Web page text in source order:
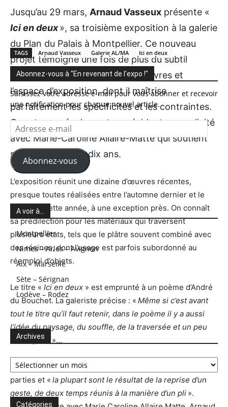
Jusqu’au 29 mars, Arnaud Vasseux présente «
Ici en deux», sa troisième exposition à la galerie
du Plan du Palais à Montpellier. Ce nouveau
projet témoigne une fois de plus du subtil
équilibre qu’il établit entre ses œuvres et
l’espace d’exposition, dont il maîtrise
parfaitement les spécificités et les contraintes.
On retrouve également son évidente complicité
avec Marie-Caroline Allaire-Matte qui soutient
son travail depuis dix ans.
L’exposition réunit une dizaine d’œuvres récentes,
presque toutes réalisées entre l’automne dernier et le
début de cette année, à une exception près. On connaît
sa prédilection pour les matériaux qui traversent
plusieurs états, tels que le plâtre souvent combiné avec
des résines, dont l’usage est parfois subordonné au
réemploi d’objets.
Le titre « Ici en deux » est emprunté à un poème d’André
du Bouchet. La galeriste précise : « Même si c’est avant
tout le titre qu’il faut retenir, dans le poème il y a aussi
l’idée du paysage, du souffle, de la traversée et un peu
de l’espace »…
Presque toutes les œuvres sont composées de deux
parties et « la plupart sont le résultat de la reprise d’un
geste, de deux temps réunis à la manière d’un pli ».
TAGS Arnaud Vasseux Galerie AL/MA Ici en deux
Abonnez-vous à "En revenant de l'expo !"
Saisissez votre adresse e-mail pour vous abonner et recevoir
une notification pour chaque nouvel article.
Adresse
e-
mail
Abonnez-vous
A voir à…
Montpellier
Nimes – Arles – Avignon
Aix – Marseille
Sète – Sérignan
Lodève – Rodez
Archives
Archives
Catégories